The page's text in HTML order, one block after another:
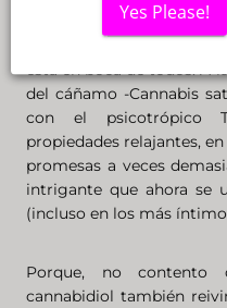
está en boca de todos. A
del cáñamo -Cannabis
con el psicotrópico
propiedades relajantes,
promesas a veces
intrigante que ahora se
(incluso en los más
Porque, no contento
cannabidiol también
Yes Please!